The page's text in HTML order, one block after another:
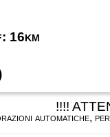
16km
!!!!
automatiche,